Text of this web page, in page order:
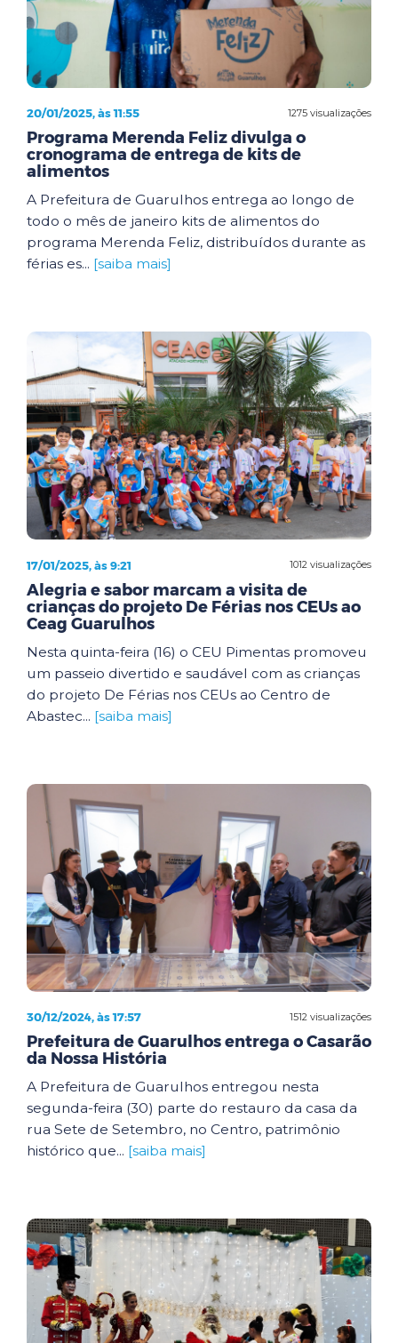
1275 visualizações
20/01/2025, às 11:55
Programa Merenda Feliz divulga o
cronograma de entrega de kits de
alimentos
A Prefeitura de Guarulhos entrega ao longo de
todo o mês de janeiro kits de alimentos do
programa Merenda Feliz, distribuídos durante as
férias es... [saiba mais]
1012 visualizações
17/01/2025, às 9:21
Alegria e sabor marcam a visita de
crianças do projeto De Férias nos CEUs ao
Ceag Guarulhos
Nesta quinta-feira (16) o CEU Pimentas promoveu
um passeio divertido e saudável com as crianças
do projeto De Férias nos CEUs ao Centro de
Abastec... [saiba mais]
1512 visualizações
30/12/2024, às 17:57
Prefeitura de Guarulhos entrega o Casarão
da Nossa História
A Prefeitura de Guarulhos entregou nesta
segunda-feira (30) parte do restauro da casa da
rua Sete de Setembro, no Centro, patrimônio
histórico que... [saiba mais]